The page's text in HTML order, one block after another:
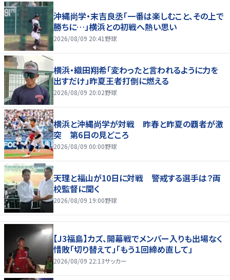
沖縄尚学・末吉良丞「一番は楽しむこと、その上で
勝ちに…」横浜との初戦へ熱い思い
2026/08/09 20:41 野球
横浜・織田翔希「変わったと言われるように力を
出すだけ」昨夏王者打倒に燃える
2026/08/09 20:02野球
横浜と沖縄尚学が対戦 昨春と昨夏の覇者が激
突 第6日の見どころ
2026/08/09 00:00野球
天理と福山が10日に対戦 警戒する選手は？両
校監督に聞く
2026/08/09 19:00野球
【J3福島】カズ、開幕戦でメンバー入りも出場なく
惜敗「切り替えて」「もう１回締め直して」
2026/08/09 22:13サッカー